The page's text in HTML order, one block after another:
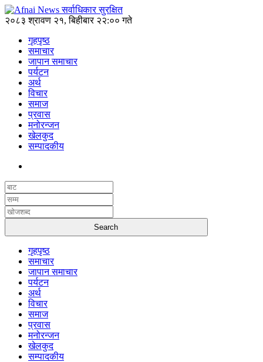
२०८३ श्रावण २१, बिहीबार २२:०० गते
गृहपृष्ठ
समाचार
जापान समाचार
पर्यटन
अर्थ
विचार
समाज
प्रवास
मनोरन्जन
खेलकुद
सम्पादकीय
गृहपृष्ठ
समाचार
जापान समाचार
पर्यटन
अर्थ
विचार
समाज
प्रवास
मनोरन्जन
खेलकुद
सम्पादकीय